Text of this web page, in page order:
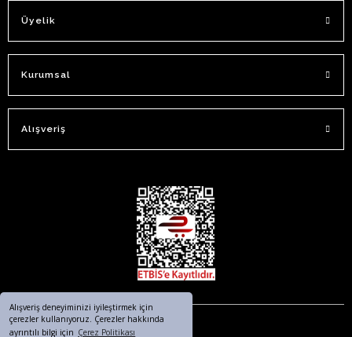
Alışveriş deneyiminizi iyileştirmek için
çerezler kullanıyoruz. Çerezler hakkında
ayrıntılı bilgi için Çerez Politikası
Üyelik
Kurumsal
Alışveriş